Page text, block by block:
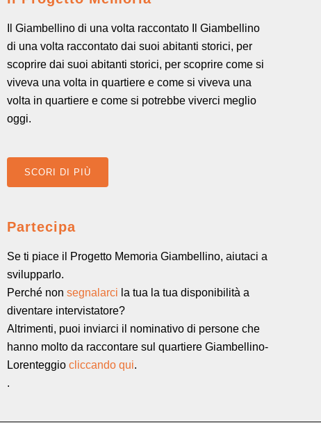
Il Giambellino di una volta raccontato Il Giambellino
di una volta raccontato dai suoi abitanti storici, per
scoprire dai suoi abitanti storici, per scoprire come si
viveva una volta in quartiere e come si viveva una
volta in quartiere e come si potrebbe viverci meglio
oggi.
SCORI DI PIÙ
Partecipa
Se ti piace il Progetto Memoria Giambellino, aiutaci a
svilupparlo.
Perché non segnalarci la tua la tua disponibilità a
diventare intervistatore?
Altrimenti, puoi inviarci il nominativo di persone che
hanno molto da raccontare sul quartiere Giambellino-
Lorenteggio cliccando qui.
.